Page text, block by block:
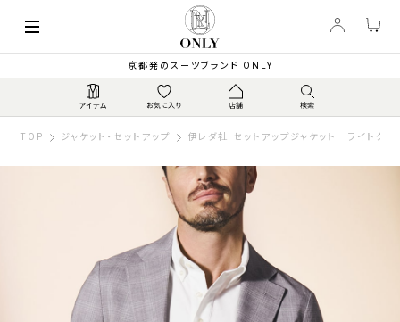
京都発のスーツブランド ONLY
TOP ジャケット・セットアップ 伊レダ社 セットアップジャケット ライトグレ